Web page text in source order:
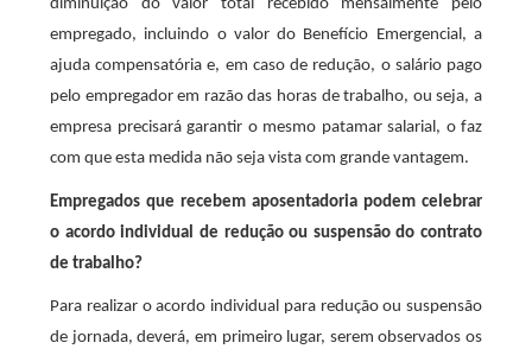
diminuição do valor total recebido mensalmente pelo
empregado, incluindo o valor do Benefício Emergencial, a
ajuda compensatória e, em caso de redução, o salário pago
pelo empregador em razão das horas de trabalho, ou seja, a
empresa precisará garantir o mesmo patamar salarial, o faz
com que esta medida não seja vista com grande vantagem.
Empregados que recebem aposentadoria podem celebrar
o acordo individual de redução ou suspensão do contrato
de trabalho?
Para realizar o acordo individual para redução ou suspensão
de jornada, deverá, em primeiro lugar, serem observados os